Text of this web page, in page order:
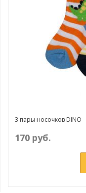
3 пары носочков DINO
170 руб.